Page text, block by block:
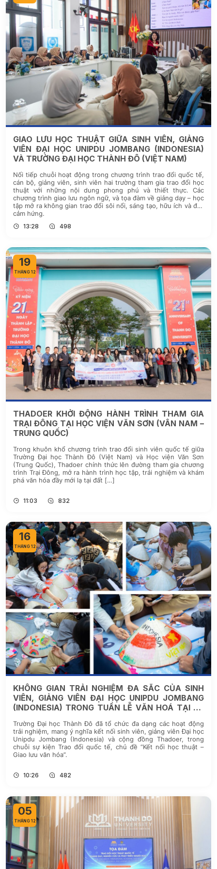
GIAO LƯU HỌC THUẬT GIỮA SINH VIÊN, GIẢNG
VIÊN ĐẠI HỌC UNIPDU JOMBANG (INDONESIA)
VÀ TRƯỜNG ĐẠI HỌC THÀNH ĐÔ (VIỆT NAM)
Nối tiếp chuỗi hoạt động trong chương trình trao đổi quốc tế,
cán bộ, giảng viên, sinh viên hai trường tham gia trao đổi học
thuật với những nội dung phong phú và thiết thực. Các
chương trình giao lưu ngôn ngữ, và tọa đàm về giảng dạy – học
tập mở ra không gian trao đổi sôi nổi, sáng tạo, hữu ích và đầy
cảm hứng.
13:28 498
19
THÁNG 12
THADOER KHỞI ĐỘNG HÀNH TRÌNH THAM GIA
TRẠI ĐÔNG TẠI HỌC VIỆN VĂN SƠN (VÂN NAM –
TRUNG QUỐC)
Trong khuôn khổ chương trình trao đổi sinh viên quốc tế giữa
Trường Đại học Thành Đô (Việt Nam) và Học viện Văn Sơn
(Trung Quốc), Thadoer chính thức lên đường tham gia chương
trình Trại Đông, mở ra hành trình học tập, trải nghiệm và khám
phá văn hóa đầy mới lạ tại đất […]
11:03 832
16
THÁNG 12
KHÔNG GIAN TRẢI NGHIỆM ĐA SẮC CỦA SINH
VIÊN, GIẢNG VIÊN ĐẠI HỌC UNIPDU JOMBANG
(INDONESIA) TRONG TUẦN LỄ VĂN HOÁ TẠI HỆ
Trường Đại học Thành Đô đã tổ chức đa dạng các hoạt động
trải nghiệm, mang ý nghĩa kết nối sinh viên, giảng viên Đại học
Unipdu Jombang (Indonesia) và cộng đồng Thadoer, trong
chuỗi sự kiện Trao đổi quốc tế, chủ đề “Kết nối học thuật –
Giao lưu văn hóa”.
10:26 482
05
THÁNG 12